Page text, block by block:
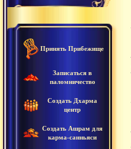
Принять Прибежище
Записаться в
паломничество
Создать Дхарма
центр
Создать Ашрам для
карма-санньяси